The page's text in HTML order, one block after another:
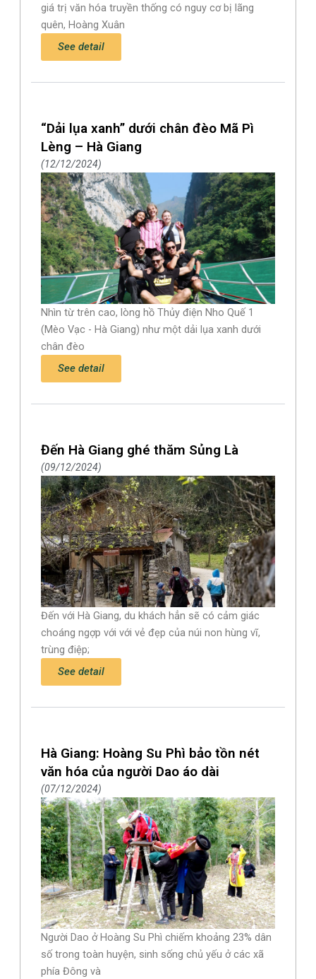
giá trị văn hóa truyền thống có nguy cơ bị lãng
quên, Hoàng Xuân
See detail
“Dải lụa xanh” dưới chân đèo Mã Pì
Lèng – Hà Giang
12/12/2024
Nhìn từ trên cao, lòng hồ Thủy điện Nho Quế 1
(Mèo Vạc - Hà Giang) như một dải lụa xanh dưới
chân đèo
See detail
Đến Hà Giang ghé thăm Sủng Là
09/12/2024
Đến với Hà Giang, du khách hẳn sẽ có cảm giác
choáng ngợp với với vẻ đẹp của núi non hùng vĩ,
trùng điệp;
See detail
Hà Giang: Hoàng Su Phì bảo tồn nét
văn hóa của người Dao áo dài
07/12/2024
Người Dao ở Hoàng Su Phì chiếm khoảng 23% dân
số trong toàn huyện, sinh sống chủ yếu ở các xã
phía Đông và